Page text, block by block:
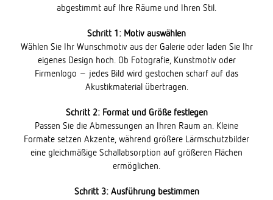
abgestimmt auf Ihre Räume und Ihren Stil.
Schritt 1: Motiv auswählen
Wählen Sie Ihr Wunschmotiv aus der Galerie oder laden Sie Ihr
eigenes Design hoch. Ob Fotografie, Kunstmotiv oder
Firmenlogo – jedes Bild wird gestochen scharf auf das
Akustikmaterial übertragen.
Schritt 2: Format und Größe festlegen
Passen Sie die Abmessungen an Ihren Raum an. Kleine
Formate setzen Akzente, während größere Lärmschutzbilder
eine gleichmäßige Schallabsorption auf größeren Flächen
ermöglichen.
Schritt 3: Ausführung bestimmen